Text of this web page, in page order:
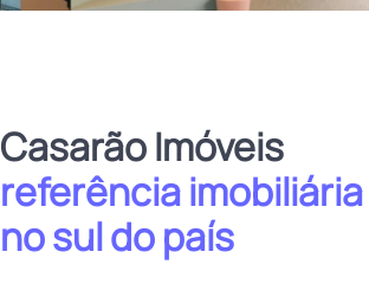
Casarão Imóveis
referência imobiliária
no sul do país